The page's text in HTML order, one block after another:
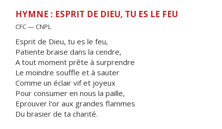
HYMNE : ESPRIT DE DIEU, TU ES LE FEU
CFC — CNPL
Esprit de Dieu, tu es le feu,
Patiente braise dans la cendre,
A tout moment prête à surprendre
Le moindre souffle et à sauter
Comme un éclair vif et joyeux
Pour consumer en nous la paille,
Eprouver l'or aux grandes flammes
Du brasier de ta charité.